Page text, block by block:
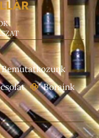
Bemutatkozunk
Boraink